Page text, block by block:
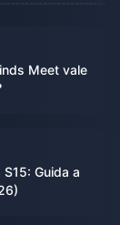
Meet vale
Guida a